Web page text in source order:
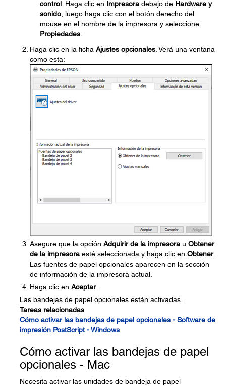
control . Haga clic en Impresora debajo de Hardware y
sonido , luego haga clic con el botón derecho del
mouse en el nombre de la impresora y seleccione
Propiedades
Haga clic en la ficha Ajustes opcionales . Verá una ventana
como esta:
Asegure que la opción Adquirir de la impresora u Obtener
de la impresora esté seleccionada y haga clic en Obtener.
Las fuentes de papel opcionales aparecen en la sección
de información de la impresora actual.
Haga clic en Aceptar.
Las bandejas de papel opcionales están activadas.
Tareas relacionadas
Cómo activar las bandejas de papel opcionales - Software de
impresión PostScript - Windows
Cómo activar las bandejas de papel
opcionales - Mac
Necesita activar las unidades de bandeja de papel